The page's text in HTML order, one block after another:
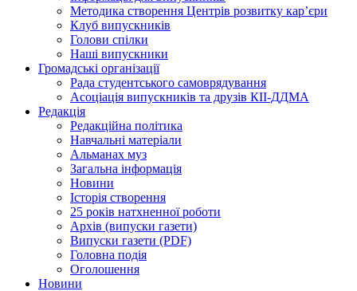
Методика створення Центрів розвитку кар’єри
Клуб випускників
Голови спілки
Наші випускники
Громадські організації
Рада студентського самоврядування
Асоціація випускників та друзів КІІ-ДДМА
Редакція
Редакційна політика
Навчальні матеріали
Альманах муз
Загальна інформація
Новини
Історія створення
25 років натхненної роботи
Архів (випуски газети)
Випуски газети (PDF)
Головна подія
Оголошення
Новини